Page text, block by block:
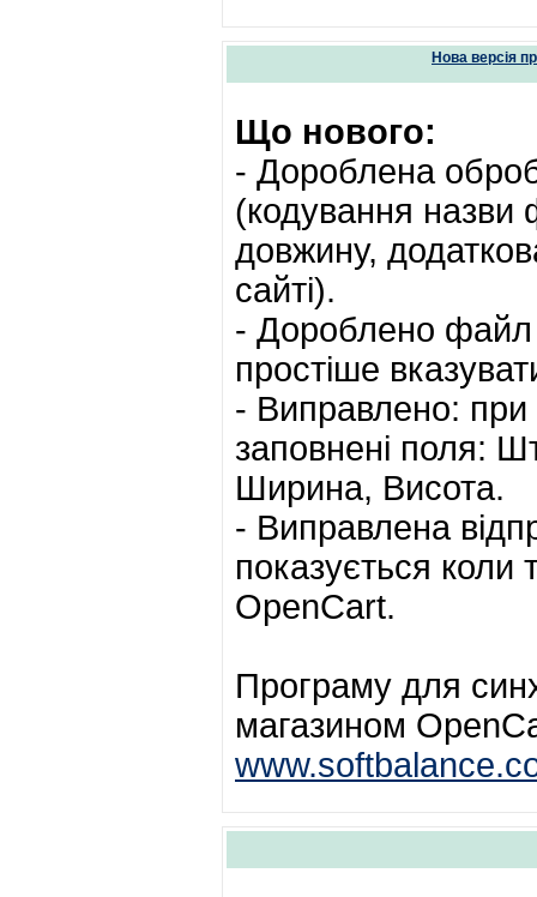
Нова версія
Що нового:
- Дороблена
(кодування назви
довжину,
сайті).
- Дороблено файл
простіше
- Виправлено: при
заповнені поля:
Ширина, Висота.
- Виправлена
показується коли
OpenCart.
Програму для
магазином